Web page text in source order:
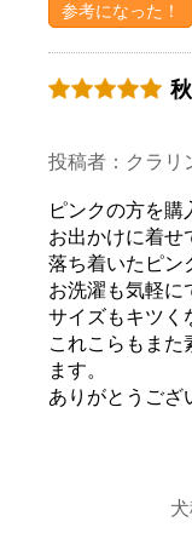
参考になった！
投稿者：クラリ
ピンクの方を
お出かけに着せ
落ち着いたピン
お洗濯も気軽に
サイズもキツく
これこらもまた
ます。
ありがとうござ